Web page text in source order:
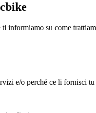
informiamo su come
e/o perché ce li fornisci